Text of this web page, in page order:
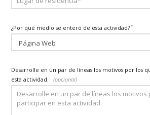
¿Por qué medio se enteró de esta actividad?*
Desarrolle en un par de líneas los motivos por los
esta actividad.
(opcional)